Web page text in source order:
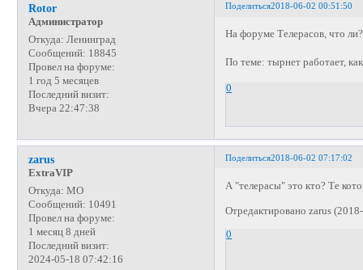
Поделиться2018-06-02 00:51:50
Rotor
Администратор
Откуда: Ленинград
Сообщений: 18845
Провел на форуме:
1 год 5 месяцев
Последний визит:
Вчера 22:47:38
На форуме Телерасов, что
По теме: тырнет работает,
0
Поделиться2018-06-02 07:17:02
zarus
ExtraVIP
Откуда: МО
Сообщений: 10491
Провел на форуме:
1 месяц 8 дней
Последний визит:
2024-05-18 07:42:16
А "телерасы" это кто? Те
Отредактировано zarus
0